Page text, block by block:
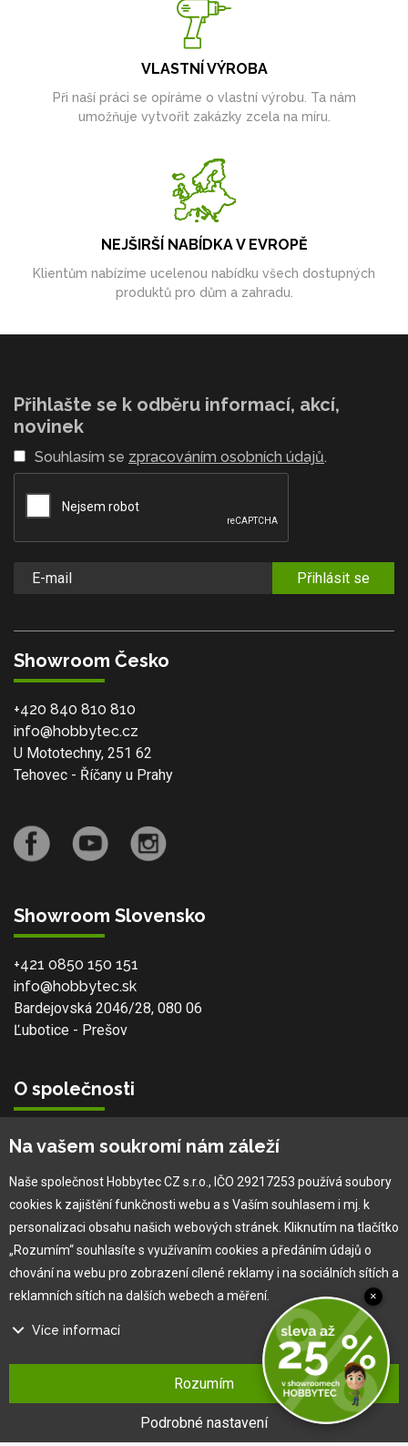
VLASTNÍ VÝROBA
Při naší práci se opíráme o vlastní výrobu. Ta nám
umožňuje vytvořit zakázky zcela na míru.
NEJŠIRŠÍ NABÍDKA V EVROPĚ
Klientům nabízíme ucelenou nabídku všech dostupných
produktů pro dům a zahradu.
Přihlašte se k odběru informací, akcí,
novinek
Souhlasím se zpracováním osobních údajů.
Přihlásit se
Showroom Česko
+420 840 810 810
info@hobbytec.cz
U Mototechny, 251 62
Tehovec - Říčany u Prahy
Showroom Slovensko
+421 0850 150 151
info@hobbytec.sk
Bardejovská 2046/28, 080 06
Ľubotice - Prešov
O společnosti
Vlastní výroba
Náš tým
O nás
Pro zákazníka
Obchodní podmínky
Jak na reklamaci
Na vašem soukromí nám záleží
Naše společnost Hobbytec CZ s.r.o., IČO 29217253 používá soubory
cookies k zajištění funkčnosti webu a s Vaším souhlasem i mj. k
personalizaci obsahu našich webových stránek. Kliknutím na tlačítko
„Rozumím“ souhlasíte s využívaním cookies a předáním údajů o
chování na webu pro zobrazení cílené reklamy i na sociálních sítích a
reklamních sítích na dalších webech a měření.
Více informací
Na našem webu používáme několik druhů kategorií cookies:
Ty jsou nezbytně nutné pro fungování webu a jeho funkcí, které se
rozhodnete využívat. Bez nich by náš web nefungoval, např. by nebylo
Rozumím
Podrobné nastavení
×